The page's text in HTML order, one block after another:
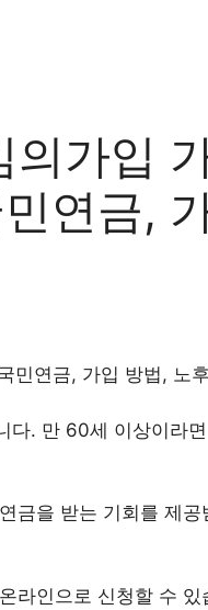
가입
연금,
민연금, 가입 방법, 노
다. 만 60세 이상이라
금을 받는 기회를 제공
라인 으로 신청할 수 있